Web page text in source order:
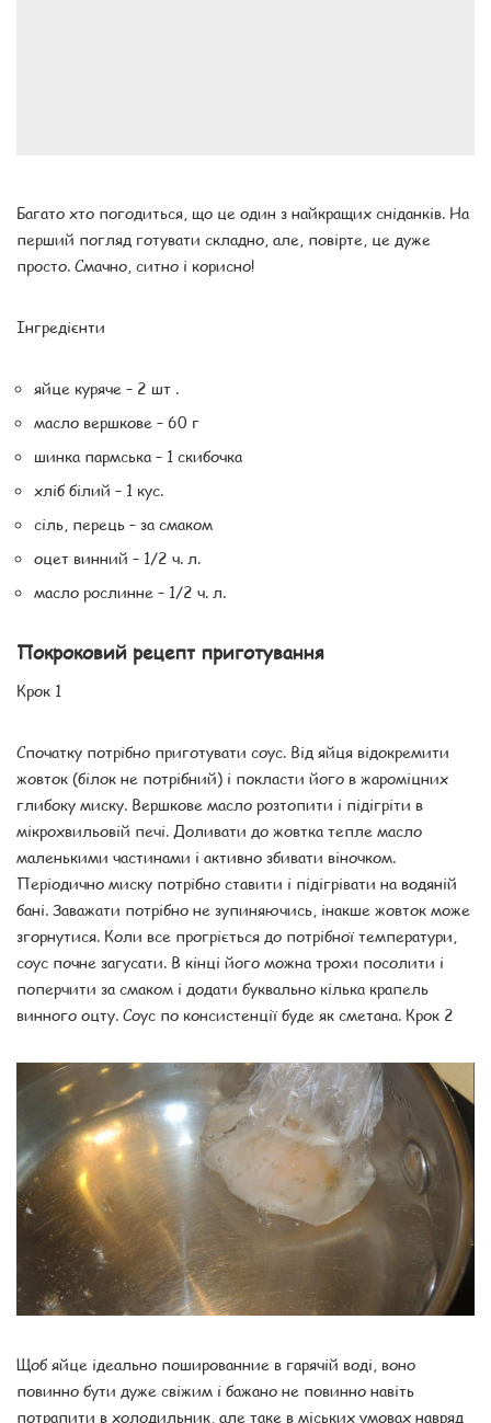
Багато хто погодиться, що це один з найкращих сніданків. На
перший погляд готувати складно, але, повірте, це дуже
просто. Смачно, ситно і корисно!
Інгредієнти
яйце куряче – 2 шт .
масло вершкове – 60 г
шинка пармська – 1 скибочка
хліб білий – 1 кус.
сіль, перець – за смаком
оцет винний – 1/2 ч. л.
масло рослинне – 1/2 ч. л.
Покроковий рецепт приготування
Крок 1
Спочатку потрібно приготувати соус. Від яйця відокремити
жовток (білок не потрібний) і покласти його в жароміцних
глибоку миску. Вершкове масло розтопити і підігріти в
мікрохвильовій печі. Доливати до жовтка тепле масло
маленькими частинами і активно збивати віночком.
Періодично миску потрібно ставити і підігрівати на водяній
бані. Заважати потрібно не зупиняючись, інакше жовток може
згорнутися. Коли все прогріється до потрібної температури,
соус почне загусати. В кінці його можна трохи посолити і
поперчити за смаком і додати буквально кілька крапель
винного оцту. Соус по консистенції буде як сметана. Крок 2
Щоб яйце ідеально пошированние в гарячій воді, воно
повинно бути дуже свіжим і бажано не повинно навіть
потрапити в холодильник, але таке в міських умовах навряд